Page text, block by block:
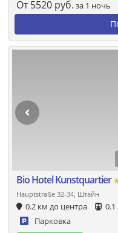
От 5520 руб. за 1 ночь
Bio Hotel Kunstquartier
Hauptstraße 32-34, Штайн
0.2 км до центра 0.1
Парковка